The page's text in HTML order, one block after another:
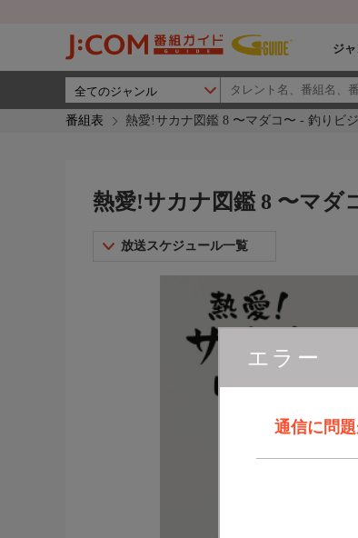
ジ
番組表 熱愛!サカナ図鑑 8 〜マダコ〜 - 釣りビ
エラー
通信に問
熱愛!サカナ図鑑 8 〜マダ
放送スケジュール一覧